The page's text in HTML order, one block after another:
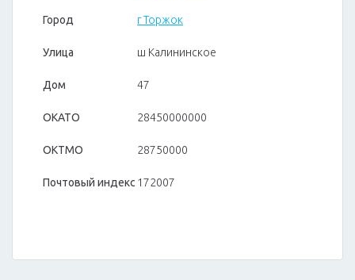
Город г Торжок
Улица ш Калининское
Дом 47
ОКАТО 28450000000
ОКТМО 28750000
Почтовый индекс172007